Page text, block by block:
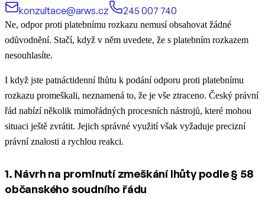
konzultace@arws.cz
245 007 740
Ne, odpor proti platebnímu rozkazu nemusí obsahovat žádné
odůvodnění. Stačí, když v něm uvedete, že s platebním rozkazem
nesouhlasíte.
I když jste patnáctidenní lhůtu k podání odporu proti platebnímu
rozkazu promeškali, neznamená to, že je vše ztraceno. Český právní
řád nabízí několik mimořádných procesních nástrojů, které mohou
situaci ještě zvrátit. Jejich správné využití však vyžaduje precizní
právní znalosti a rychlou reakci.
1. Návrh na prominutí zmeškání lhůty podle § 58
občanského soudního řádu